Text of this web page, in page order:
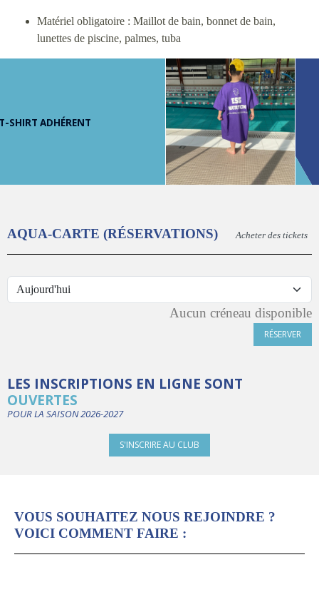
Matériel obligatoire : Maillot de bain, bonnet de bain,
lunettes de piscine, palmes, tuba
SHIRT ADHÉRENT
AQUA-CARTE (RÉSERVATIONS) Acheter des tickets
Aucun créneau disponible
RÉSERVER
LES INSCRIPTIONS EN LIGNE SONT
OUVERTES
POUR LA SAISON 2026-2027
S'INSCRIRE AU CLUB
VOUS SOUHAITEZ NOUS REJOINDRE ?
VOICI COMMENT FAIRE :